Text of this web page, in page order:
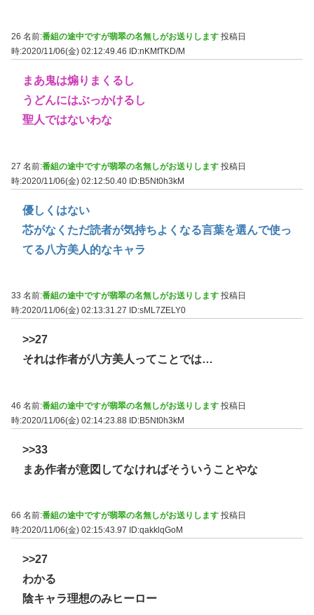
26 名前:番組の途中ですが翡翠の名無しがお送りします 投稿日
時:2020/11/06(金) 02:12:49.46
ID:nKMfTKD/M
まあ鬼は煽りまくるし
うどんにはぶっかけるし
聖人ではないわな
27 名前:番組の途中ですが翡翠の名無しがお送りします 投稿日
時:2020/11/06(金) 02:12:50.40 ID:B5Nt0h3kM
優しくはない
芯がなくただ読者が気持ちよくなる言葉を選んで使っ
てる八方美人的なキャラ
33 名前:番組の途中ですが翡翠の名無しがお送りします 投稿日
時:2020/11/06(金) 02:13:31.27
ID:sML7ZELY0
>>27
それは作者が八方美人ってことでは…
46 名前:番組の途中ですが翡翠の名無しがお送りします 投稿日
時:2020/11/06(金) 02:14:23.88 ID:B5Nt0h3kM
>>33
まあ作者が意図してなければそういうことやな
66 名前:番組の途中ですが翡翠の名無しがお送りします 投稿日
時:2020/11/06(金) 02:15:43.97
ID:qakklqGoM
>>27
わかる
陰キャラ理想のみヒーロー